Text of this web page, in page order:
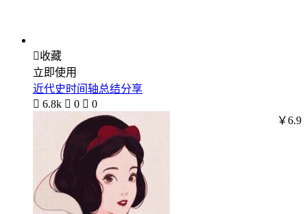
收藏
立即使用
近代史时间轴总结分享
 6.8k  0  0
￥6.9